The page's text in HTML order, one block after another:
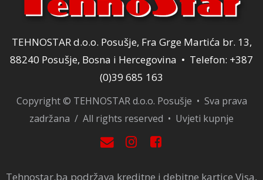
TEHNOSTAR d.o.o. Posušje, Fra Grge Martića br. 13,
88240 Posušje, Bosna i Hercegovina • Telefon: +387
(0)39 685 163
Copyright © TEHNOSTAR d.o.o. Posušje • Sva prava
zadržana / All rights reserved • Uvjeti kupnje
Tehnostar.ba podržava kreditne i debitne kartice Visa,